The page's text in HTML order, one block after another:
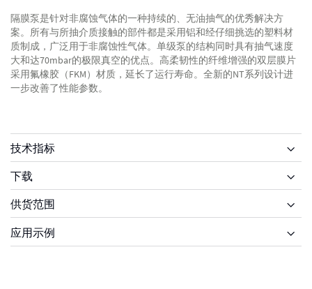
隔膜泵是针对非腐蚀气体的一种持续的、无油抽气的优秀解决方
案。所有与所抽介质接触的部件都是采用铝和经仔细挑选的塑料材
质制成，广泛用于非腐蚀性气体。单级泵的结构同时具有抽气速度
大和达70mbar的极限真空的优点。高柔韧性的纤维增强的双层膜片
采用氟橡胶（FKM）材质，延长了运行寿命。全新的NT系列设计进
一步改善了性能参数。
技术指标
下载
供货范围
应用示例